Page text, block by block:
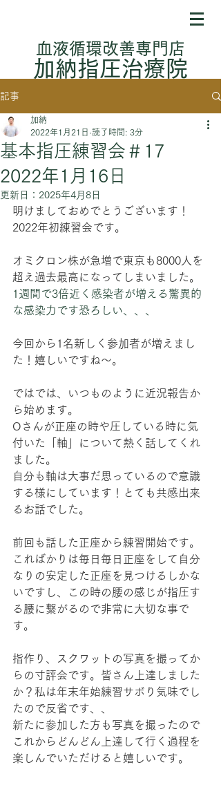
​血液循環改善専門店
加納指圧治療院
記事
基本指圧練習会＃17
2022年1月16日
加納
2022年1月21日 読了時間: 3分
更新日： 2025年4月8日
明けましておめでとうございます！
2022年初練習会です。
オミクロン株が急増で東京も8000人を
超え過去最高になってしまいました。
1週間で3倍近く感染者が増える驚異的
な感染力です恐ろしい、、、
今回から1名新しく参加者が増えまし
た！嬉しいですね〜。
ではでは、いつものように近況報告か
ら始めます。
Oさんが正座の時や圧している時に気
付いた「軸」について熱く話してくれ
ました。
自分も軸は大事だ思っているので意識
する様にしています！とても共感出来
るお話でした。
前回も話した正座から練習開始です。
こればかりは毎日毎日正座をして自分
なりの安定した正座を見つけるしかな
いですし、この時の腰の感じが指圧す
る腰に繋がるので非常に大切な事で
す。
指作り、スクワットの写真を撮ってか
らの寸評会です。皆さん上達しました
か？私は年末年始練習サボり気味でし
たので反省です、、
新たに参加した方も写真を撮ったので
これからどんどん上達して行く過程を
楽しんでいただけると嬉しいです。